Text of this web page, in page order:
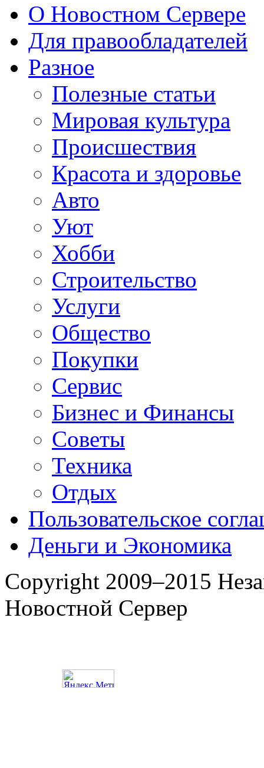
О Новостном Сервере
Для правообладателей
Разное
Полезные статьи
Мировая культура
Происшествия
Красота и здоровье
Авто
Уют
Хобби
Строительство
Услуги
Общество
Покупки
Сервис
Бизнес и Финансы
Советы
Техника
Отдых
Пользовательское
Деньги и Экономика
Copyright 2009–2015
Новостной Сервер